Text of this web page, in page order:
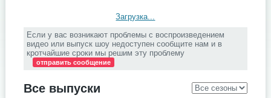
Загрузка...
Если у вас возникают проблемы с воспроизведением
видео или выпуск шоу недоступен сообщите нам и в
кротчайшие сроки мы решим эту проблему
отправить сообщение
Все выпуски